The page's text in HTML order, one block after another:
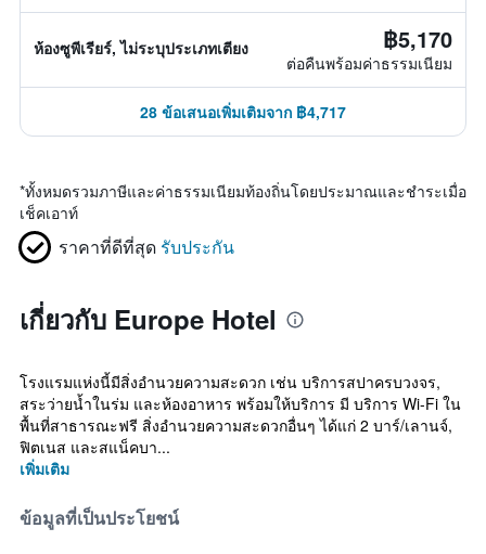
ห้องซูพีเรียร์, ไม่ระบุประเภทเตียง ฿5,170
ต่อคืนพร้อมค่าธรรมเนียม
28 ข้อเสนอเพิ่มเติมจาก ฿4,717
*ทั้งหมดรวมภาษีและค่าธรรมเนียมท้องถิ่นโดยประมาณและชำระเมื่อ
เช็คเอาท์
ราคาที่ดีที่สุด รับประกัน
เกี่ยวกับ Europe Hotel
โรงแรมแห่งนี้มีสิ่งอำนวยความสะดวก เช่น บริการสปาครบวงจร,
สระว่ายน้ำในร่ม และห้องอาหาร พร้อมให้บริการ มี บริการ Wi-Fi ใน
พื้นที่สาธารณะฟรี สิ่งอำนวยความสะดวกอื่นๆ ได้แก่ 2 บาร์/เลานจ์,
ฟิตเนส และสแน็คบา...
เพิ่มเติม
ข้อมูลที่เป็นประโยชน์